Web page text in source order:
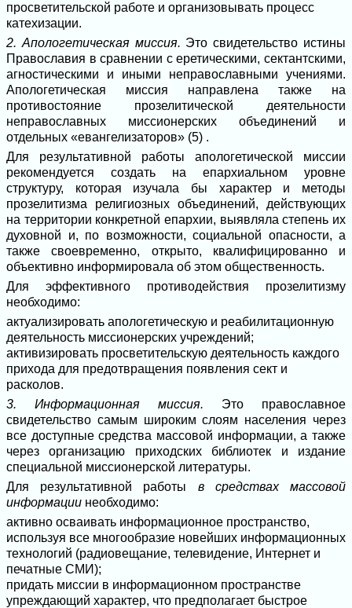
просветительской работе и организовывать процесс
катехизации.
2. Апологетическая миссия. Это свидетельство истины
Православия в сравнении с еретическими, сектантскими,
агностическими и иными неправославными учениями.
Апологетическая миссия направлена также на
противостояние прозелитической деятельности
неправославных миссионерских объединений и
отдельных «евангелизаторов» (5) .
Для результативной работы апологетической миссии
рекомендуется создать на епархиальном уровне
структуру, которая изучала бы характер и методы
прозелитизма религиозных объединений, действующих
на территории конкретной епархии, выявляла степень их
духовной и, по возможности, социальной опасности, а
также своевременно, открыто, квалифицированно и
объективно информировала об этом общественность.
Для эффективного противодействия прозелитизму
необходимо:
актуализировать апологетическую и реабилитационную
деятельность миссионерских учреждений;
активизировать просветительскую деятельность каждого
прихода для предотвращения появления сект и
расколов.
3. Информационная миссия. Это православное
свидетельство самым широким слоям населения через
все доступные средства массовой информации, а также
через организацию приходских библиотек и издание
специальной миссионерской литературы.
Для результативной работы в средствах массовой
информации необходимо:
активно осваивать информационное пространство,
используя все многообразие новейших информационных
технологий (радиовещание, телевидение, Интернет и
печатные СМИ);
придать миссии в информационном пространстве
упреждающий характер, что предполагает быстрое